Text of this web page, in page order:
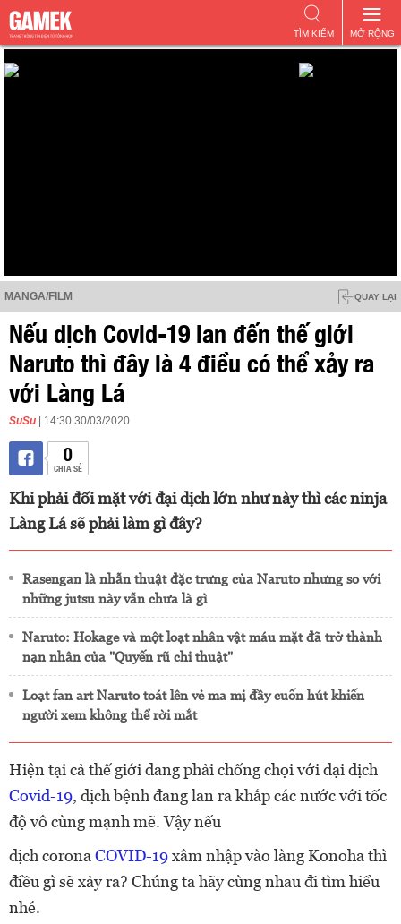
MỞ RỘNG
TÌM KIẾM
MANGA/FILM QUAY LẠI
Nếu dịch Covid-19 lan đến thế giới
Naruto thì đây là 4 điều có thể xảy ra
với Làng Lá
SuSu | 14:30 30/03/2020
0
CHIA SẺ
Khi phải đối mặt với đại dịch lớn như này thì các ninja
Làng Lá sẽ phải làm gì đây?
Rasengan là nhẫn thuật đặc trưng của Naruto nhưng so với
những jutsu này vẫn chưa là gì
Naruto: Hokage và một loạt nhân vật máu mặt đã trở thành
nạn nhân của "Quyến rũ chi thuật"
Loạt fan art Naruto toát lên vẻ ma mị đầy cuốn hút khiến
người xem không thể rời mắt
Hiện tại cả thế giới đang phải chống chọi với đại dịch
Covid-19, dịch bệnh đang lan ra khắp các nước với tốc
độ vô cùng mạnh mẽ. Vậy nếu
dịch corona COVID-19xâm nhập vào làng Konoha thì
điều gì sẽ xảy ra? Chúng ta hãy cùng nhau đi tìm hiểu
nhé.